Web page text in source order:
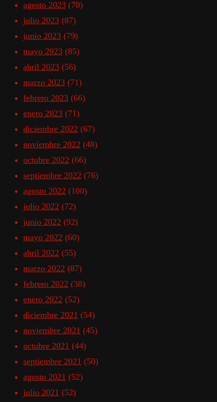
agosto 2023 (70)
julio 2023 (87)
junio 2023 (79)
mayo 2023 (85)
abril 2023 (56)
marzo 2023 (71)
febrero 2023 (66)
enero 2023 (71)
diciembre 2022 (67)
noviembre 2022 (48)
octubre 2022 (66)
septiembre 2022 (76)
agosto 2022 (100)
julio 2022 (72)
junio 2022 (92)
mayo 2022 (60)
abril 2022 (55)
marzo 2022 (87)
febrero 2022 (38)
enero 2022 (52)
diciembre 2021 (54)
noviembre 2021 (45)
octubre 2021 (44)
septiembre 2021 (50)
agosto 2021 (52)
julio 2021 (52)